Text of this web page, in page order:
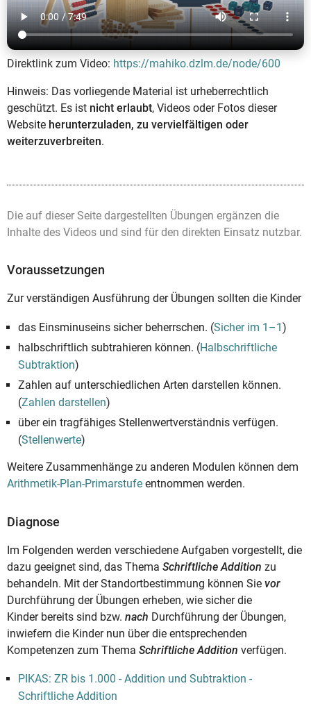
Direktlink zum Video: https://mahiko.dzlm.de/node/600
Hinweis: Das vorliegende Material ist urheberrechtlich
geschützt. Es ist nicht erlaubt, Videos oder Fotos dieser
Website herunterzuladen, zu vervielfältigen oder
weiterzuverbreiten.
Die auf dieser Seite dargestellten Übungen ergänzen die
Inhalte des Videos und sind für den direkten Einsatz nutzbar.
Voraussetzungen
Zur verständigen Ausführung der Übungen sollten die Kinder
das Einsminuseins sicher beherrschen. (Sicher im 1–1)
halbschriftlich subtrahieren können. (Halbschriftliche
Subtraktion)
Zahlen auf unterschiedlichen Arten darstellen können.
(Zahlen darstellen)
über ein tragfähiges Stellenwertverständnis verfügen.
(Stellenwerte)
Weitere Zusammenhänge zu anderen Modulen können dem
Arithmetik-Plan-Primarstufe entnommen werden.
Diagnose
Im Folgenden werden verschiedene Aufgaben vorgestellt, die
dazu geeignet sind, das Thema Schriftliche Addition zu
behandeln. Mit der Standortbestimmung können Sie vor
Durchführung der Übungen erheben, wie sicher die
Kinder bereits sind bzw. nach Durchführung der Übungen,
inwiefern die Kinder nun über die entsprechenden
Kompetenzen zum Thema Schriftliche Addition verfügen.
PIKAS: ZR bis 1.000 - Addition und Subtraktion -
Schriftliche Addition